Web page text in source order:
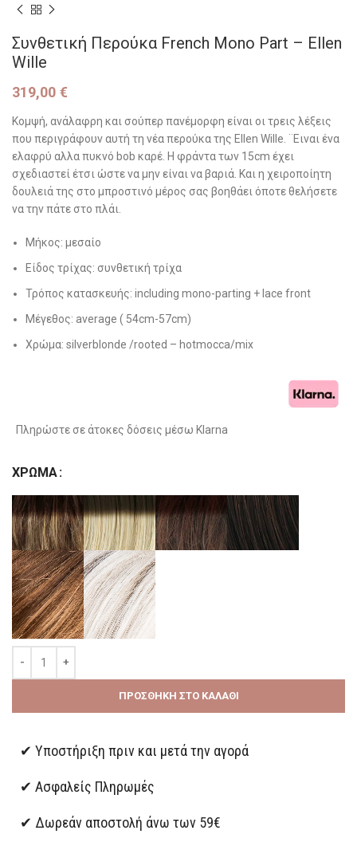
Συνθετική Περούκα French Mono Part – Ellen
Wille
319,00 €
Κομψή, ανάλαφρη και σούπερ πανέμορφη είναι οι τρεις λέξεις
που περιγράφουν αυτή τη νέα περούκα της Ellen Wille. ¨Ειναι ένα
ελαφρύ αλλα πυκνό bob καρέ. H φράντα των 15cm έχει
σχεδιαστεί έτσι ώστε να μην είναι να βαριά. Και η χειροποίητη
δουλειά της στο μπροστινό μέρος σας βοηθάει όποτε θελήσετε
να την πάτε στο πλάι.
Μήκος: μεσαίο
Είδος τρίχας: συνθετική τρίχα
Τρόπος κατασκευής: including mono-parting + lace front
Μέγεθος: average ( 54cm-57cm)
Χρώμα: silverblonde /rooted – hotmocca/mix
Πληρώστε σε άτοκες δόσεις μέσω Klarna
ΧΡΏΜΑ
ΠΡΟΣΘΉΚΗ ΣΤΟ ΚΑΛΆΘΙ
✔ Υποστήριξη πριν και μετά την αγορά
✔ Ασφαλείς Πληρωμές
✔ Δωρεάν αποστολή άνω των 59€